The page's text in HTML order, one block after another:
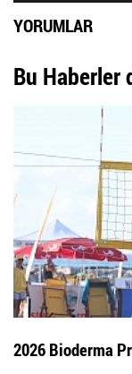
YORUMLAR
Bu Haberler
2026 Bioderma